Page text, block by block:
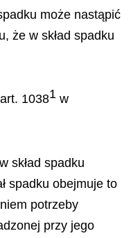
może nastąpić
że w skład spadku
10381 w
skład spadku
spadku obejmuje to
potrzeby
przy jego